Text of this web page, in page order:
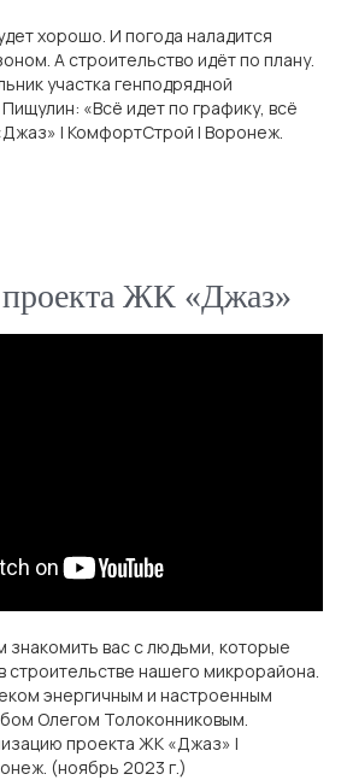
хорошо. И погода наладится
А строительство идёт по плану.
участка генподрядной
«Всё идет по графику, всё
| КомфортСтрой | Воронеж.
проекта ЖК «Джаз»
вас с людьми, которые
строительстве нашего микрорайона.
энергичным и настроенным
Олегом Толоконниковым.
проекта ЖК «Джаз» |
(ноябрь 2023 г.)